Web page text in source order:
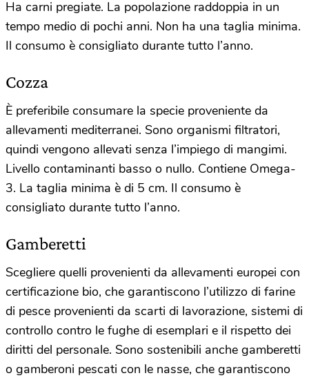
Ha carni pregiate. La popolazione raddoppia in un
tempo medio di pochi anni. Non ha una taglia minima.
Il consumo è consigliato durante tutto l’anno.
Cozza
È preferibile consumare la specie proveniente da
allevamenti mediterranei. Sono organismi filtratori,
quindi vengono allevati senza l’impiego di mangimi.
Livello contaminanti basso o nullo. Contiene Omega-
3. La taglia minima è di 5 cm. Il consumo è
consigliato durante tutto l’anno.
Gamberetti
Scegliere quelli provenienti da allevamenti europei con
certificazione bio, che garantiscono l’utilizzo di farine
di pesce provenienti da scarti di lavorazione, sistemi di
controllo contro le fughe di esemplari e il rispetto dei
diritti del personale. Sono sostenibili anche gamberetti
o gamberoni pescati con le nasse, che garantiscono